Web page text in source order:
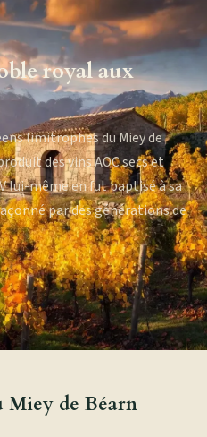
royal aux
limitrophes du Miey de
des vins AOC secs et
lui-même en fut baptisé à sa
par des générations de
Miey de Béarn